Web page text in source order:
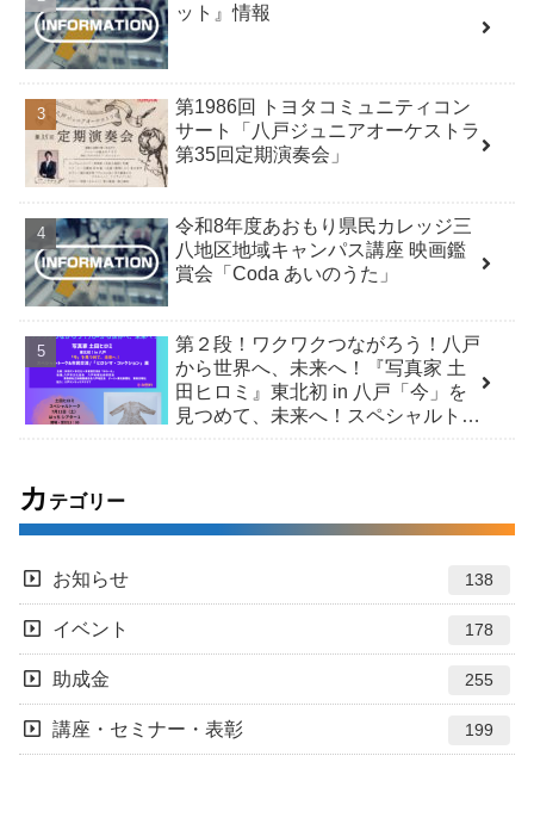
ット』情報
第1986回 トヨタコミュニティコン
サート「八戸ジュニアオーケストラ
第35回定期演奏会」
令和8年度あおもり県民カレッジ三
八地区地域キャンパス講座 映画鑑
賞会「Coda あいのうた」
第２段！ワクワクつながろう！八戸
から世界へ、未来へ！『写真家 土
田ヒロミ』東北初 in 八戸「今」を
見つめて、未来へ！スペシャルトー
カ テゴリー
お知らせ 138
イベント 178
助成金 255
講座・セミナー・表彰 199